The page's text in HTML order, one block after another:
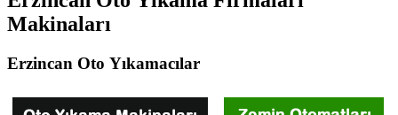
Makinaları
Erzincan Oto Yıkamacılar